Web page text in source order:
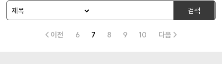
검색
< 이전 6 7 8 9 10 다음 >